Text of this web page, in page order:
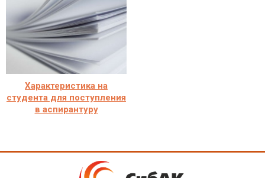
Характеристика на
студента для поступления
в аспирантуру